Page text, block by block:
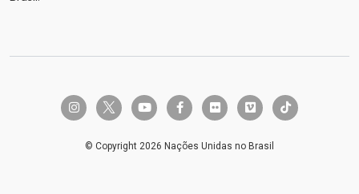
instagramtwitter-x youtube facebook-fflickr vimeo tiktok
© Copyright 2026 Nações Unidas no Brasil